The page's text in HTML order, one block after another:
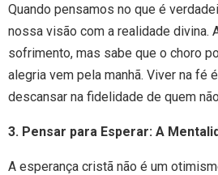
Quando pensamos no que é
nossa visão com a realidade divina.
sofrimento, mas sabe que o choro
alegria vem pela manhã. Viver na fé
descansar na fidelidade de quem
3. Pensar para Esperar: A
A esperança cristã não é um